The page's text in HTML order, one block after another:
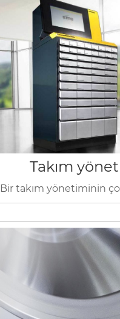
Takım
Bir takım yönetiminin